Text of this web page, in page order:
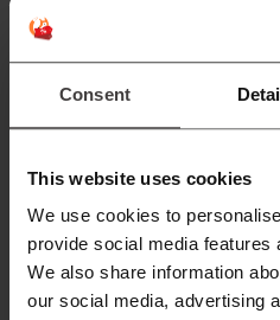
Consent
This website uses cookies
We use cookies to
provide social media features
We also share information
our social media, advertising
TARJOUS
Tutustu nyt
tuotteita, joista
100 päivän
Spot+Scrub™ -